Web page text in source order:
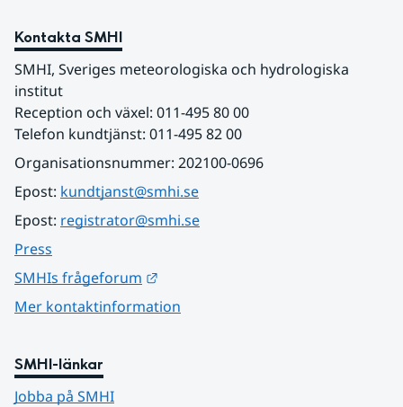
Kontakta SMHI
SMHI, Sveriges meteorologiska och hydrologiska
institut
Reception och växel: 011-495 80 00
Telefon kundtjänst: 011-495 82 00
Organisationsnummer: 202100-0696
Epost: kundtjanst@smhi.se
Epost: registrator@smhi.se
Press
SMHIs frågeforum
Mer kontaktinformation
SMHI-länkar
Jobba på SMHI